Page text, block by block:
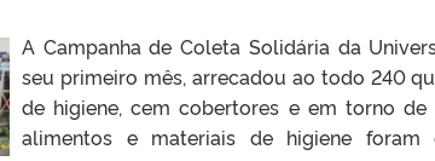
A Campanha de Coleta Solidária da
seu primeiro mês, arrecadou ao todo 240
de higiene, cem cobertores e em torno
alimentos e materiais de higiene foram